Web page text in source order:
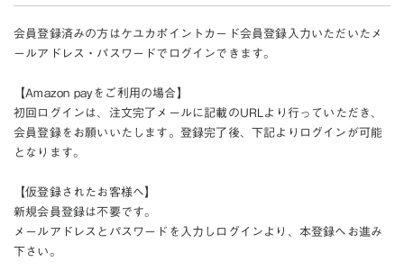
会員登録済みの方はケユカポイントカード会員登録入力いただいたメ
ールアドレス・パスワードでログインできます。
【Amazon payをご利用の場合】
初回ログインは、注文完了メールに記載のURLより行っていただき、
会員登録をお願いいたします。登録完了後、下記よりログインが可能
となります。
【仮登録されたお客様へ】
新規会員登録は不要です。
メールアドレスとパスワードを入力しログインより、本登録へお進み
下さい。